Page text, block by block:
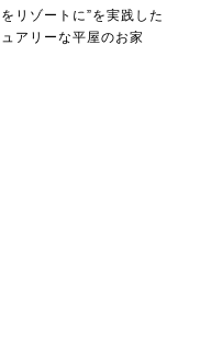
リゾートに”を実践した
アリーな平屋のお家